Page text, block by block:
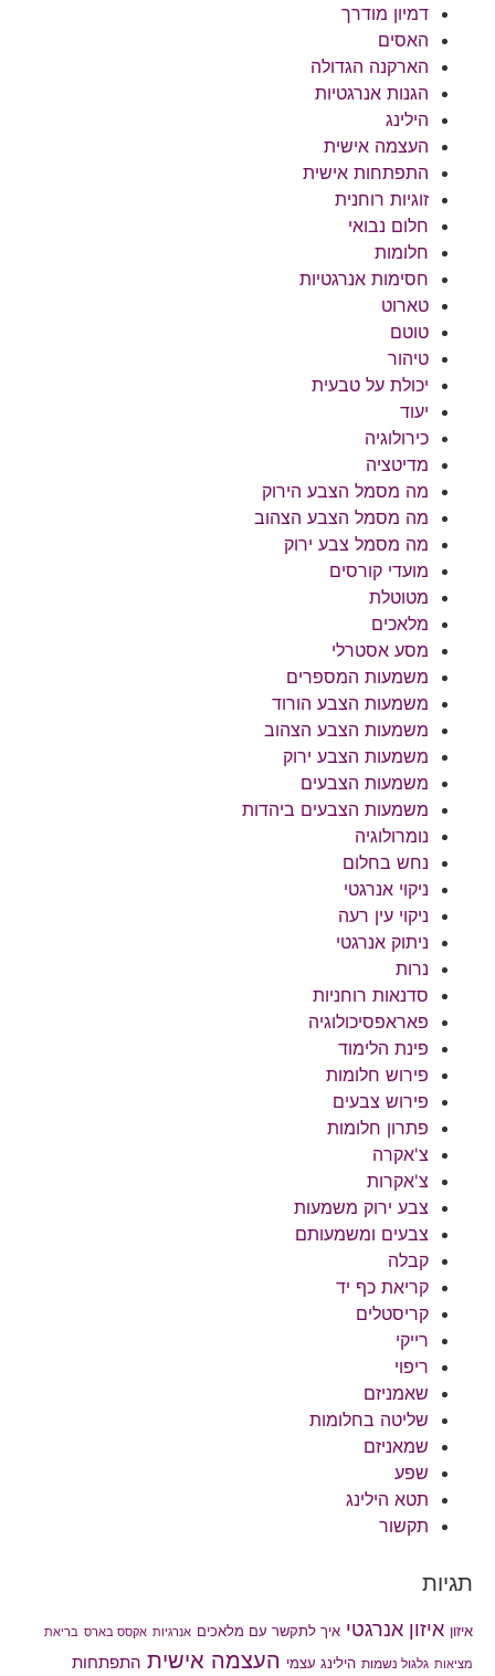
דמיון מודרך
האסים
הארקנה הגדולה
הגנות אנרגטיות
הילינג
העצמה אישית
התפתחות אישית
זוגיות רוחנית
חלום נבואי
חלומות
חסימות אנרגטיות
טארוט
טוטם
טיהור
יכולת על טבעית
יעוד
כירולוגיה
מדיטציה
מה מסמל הצבע הירוק
מה מסמל הצבע הצהוב
מה מסמל צבע ירוק
מועדי קורסים
מטוטלת
מלאכים
מסע אסטרלי
משמעות המספרים
משמעות הצבע הורוד
משמעות הצבע הצהוב
משמעות הצבע ירוק
משמעות הצבעים
משמעות הצבעים ביהדות
נומרולוגיה
נחש בחלום
ניקוי אנרגטי
ניקוי עין רעה
ניתוק אנרגטי
נרות
סדנאות רוחניות
פאראפסיכולוגיה
פינת הלימוד
פירוש חלומות
פירוש צבעים
פתרון חלומות
צ'אקרה
צ'אקרות
צבע ירוק משמעות
צבעים ומשמעותם
קבלה
קריאת כף יד
קריסטלים
רייקי
ריפוי
שאמניזם
שליטה בחלומות
שמאניזם
שפע
תטא הילינג
תקשור
תגיות
איזון איזון אנרגטי איך לתקשר עם מלאכים אנרגיות אקסס בארס בריאת
מציאות גלגול נשמות הילינג עצמי העצמה אישית התפתחות